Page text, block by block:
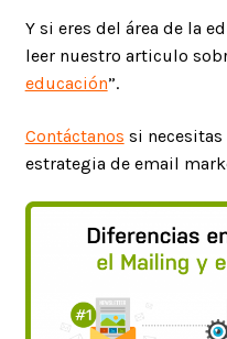
Y si eres del área de la
leer nuestro articulo
educación”.
Contáctanos si
estrategia de email